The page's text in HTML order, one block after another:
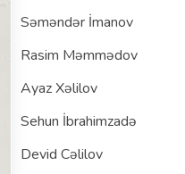
Səməndər İmanov
Rasim Məmmədov
Ayaz Xəlilov
Sehun İbrahimzadə
Devid Cəlilov